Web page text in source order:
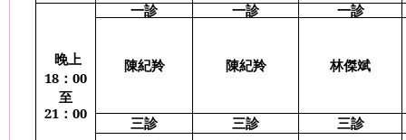
晚上
18 ： 00
至
21 ： 00
一診 一診 一診
陳紀羚 陳紀羚 林傑斌
三診 三診
三診